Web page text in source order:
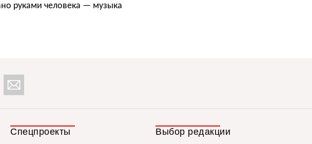
руками человека — музыка
Спецпроекты Выбор редакции